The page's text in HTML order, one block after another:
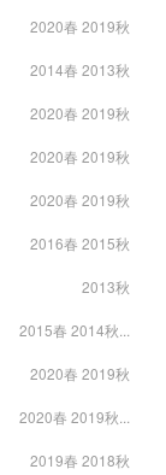
2020春 2019秋
2014春 2013秋
2020春 2019秋
2020春 2019秋
2020春 2019秋
2016春 2015秋
2013秋
2015春 2014秋...
2020春 2019秋
2020春 2019秋...
2019春 2018秋